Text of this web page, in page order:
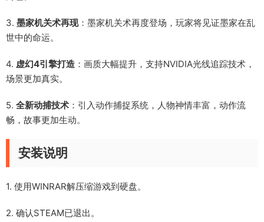
3. 墨家机关术再现：墨家机关术再度登场，玩家将见证墨家在乱
世中的命运。
4. 虚幻4引擎打造 ：画质大幅提升，支持NVIDIA光线追踪技术，
场景更加真实。
5. 全新动捕技术 ：引入动作捕捉系统，人物神情丰富，动作流
畅，故事更加生动。
安装说明
1. 使用WINRAR解压缩游戏到硬盘。
2. 确认STEAM已退出。